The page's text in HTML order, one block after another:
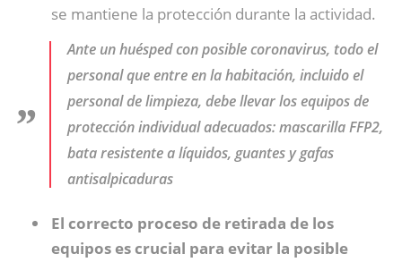
se mantiene la protección durante la actividad.
Ante un huésped con posible coronavirus, todo el
personal que entre en la habitación, incluido el
personal de limpieza, debe llevar los equipos de
protección individual adecuados: mascarilla FFP2,
bata resistente a líquidos, guantes y gafas
antisalpicaduras
El correcto proceso de retirada de los
equipos es crucial para evitar la posible